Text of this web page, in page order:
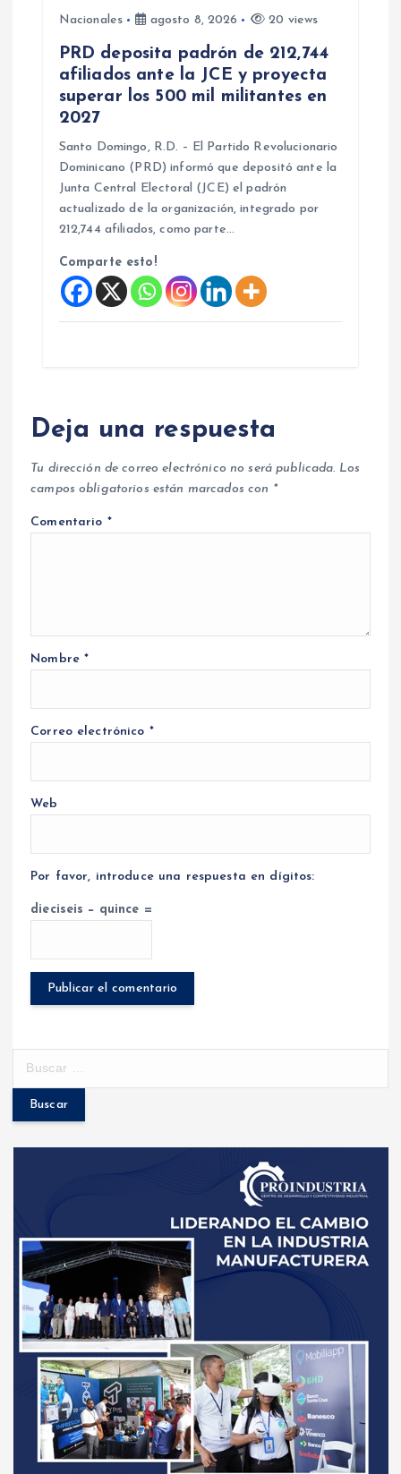
Nacionales agosto 8, 2026 20 views
PRD deposita padrón de 212,744
afiliados ante la JCE y proyecta
superar los 500 mil militantes en
2027
Santo Domingo, R.D. – El Partido Revolucionario
Dominicano (PRD) informó que depositó ante la
Junta Central Electoral (JCE) el padrón
actualizado de la organización, integrado por
212,744 afiliados, como parte…
Comparte esto!
Deja una respuesta
Tu dirección de correo electrónico no será publicada. Los
campos obligatorios están marcados con *
Comentario *
Nombre*
Correo electrónico *
Web
Por favor, introduce una respuesta en dígitos:
dieciseis − quince =
c